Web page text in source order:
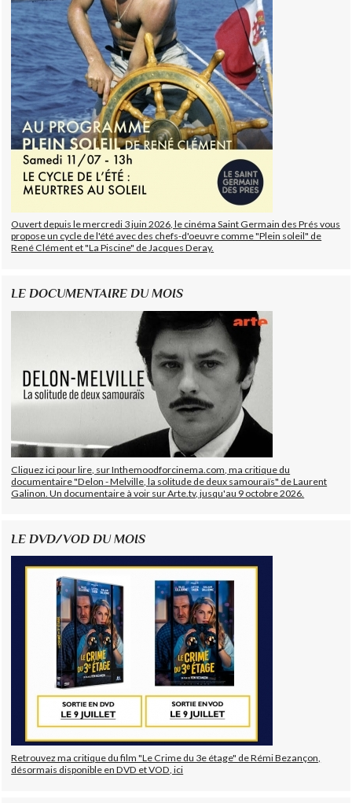
Ouvert depuis le mercredi 3 juin 2026, le cinéma Saint Germain des Prés vous
propose un cycle de l'été avec des chefs-d'oeuvre comme "Plein soleil" de
René Clément et "La Piscine" de Jacques Deray.
LE DOCUMENTAIRE DU MOIS
Cliquez ici pour lire, sur Inthemoodforcinema.com, ma critique du
documentaire "Delon - Melville, la solitude de deux samouraïs" de Laurent
Galinon. Un documentaire à voir sur Arte.tv, jusqu'au 9 octobre 2026.
LE DVD/VOD DU MOIS
Retrouvez ma critique du film "Le Crime du 3e étage" de Rémi Bezançon,
désormais disponible en DVD et VOD, ici